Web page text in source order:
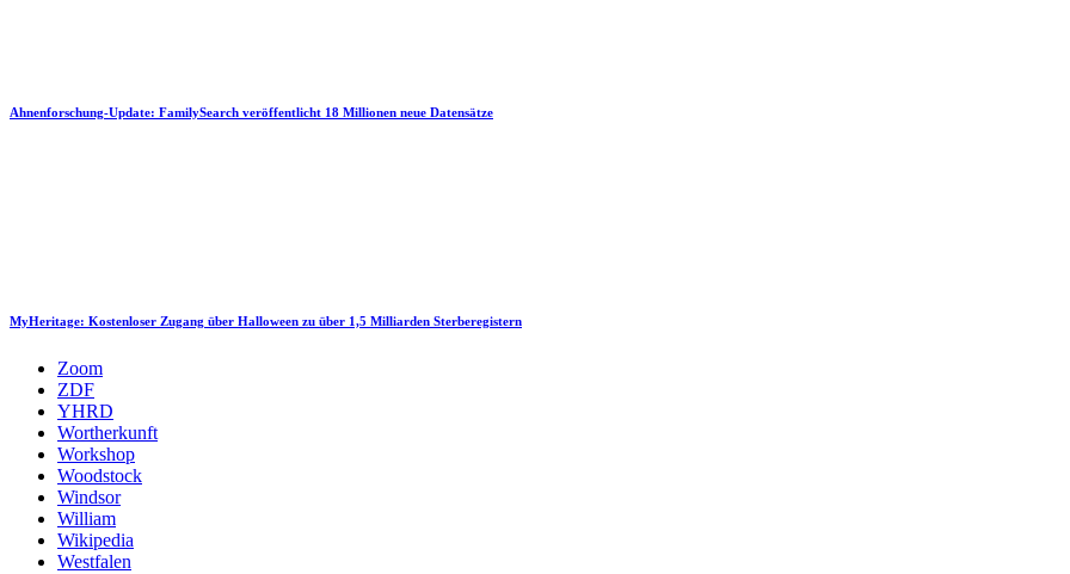
Ahnenforschung-Update: FamilySearch veröffentlicht 18 Millionen neue Datensätze
MyHeritage: Kostenloser Zugang über Halloween zu über 1,5 Milliarden Sterberegistern
Zoom
ZDF
YHRD
Wortherkunft
Workshop
Woodstock
Windsor
William
Wikipedia
Westfalen